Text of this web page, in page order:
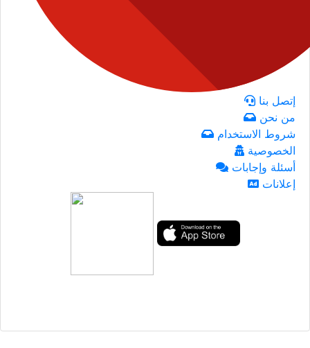
إتصل بنا
من نحن
شروط الاستخدام
الخصوصية
أسئلة وإجابات
إعلانات